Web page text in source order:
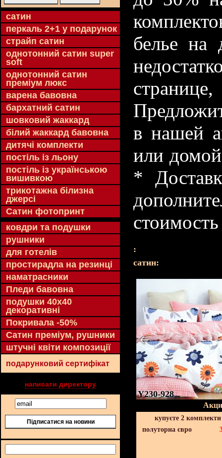
cатин
перкаль 2+1 у подарунок
страйп сатин
однотонний сатин super
soft
однотонний сатин
преміум люкс
варена бавовна
бархатний сатин
шовковий жаккард
білий жаккард бавовна
дитячі комплекти
постіль із льону
постіль із українською
вишивкою
трикотажна білизна
джерсі
Сатин фотопринт
ковдри та подушки
рушники
для готелів
простирадла на резинці
наматрасники
Пледи бавовна
подушки 40х40
декоративні
Покривала -50%
Сатин преміум, рушники
штучні квіти композиції
подарунковий сертифікат
написати директору
Підписатися на новини
белье на
в нашей
или
*
:
cатин:
Y230-928
купуєте 2
полуторна євро